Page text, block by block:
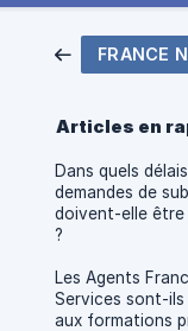
Articles en
Dans quels
demandes de
doivent-elle être
?
Les Agents
Services sont-ils
aux formations